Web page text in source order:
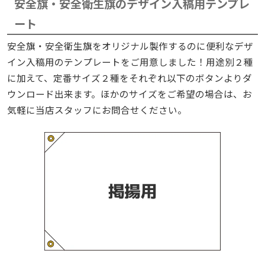
安全旗・安全衛生旗のデザイン入稿用テンプレ
ート
安全旗・安全衛生旗をオリジナル製作するのに便利なデザ
イン入稿用のテンプレートをご用意しました！用途別２種
に加えて、定番サイズ２種をそれぞれ以下のボタンよりダ
ウンロード出来ます。ほかのサイズをご希望の場合は、お
気軽に当店スタッフにお問合せください。